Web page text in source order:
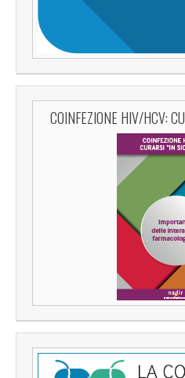
COINFEZIONE HIV/HCV: